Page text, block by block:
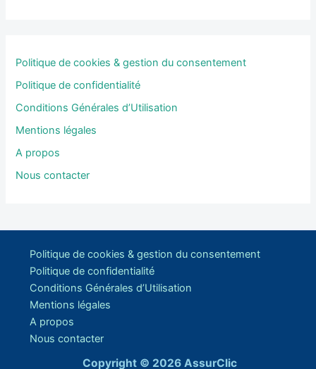
Politique de cookies & gestion du consentement
Politique de confidentialité
Conditions Générales d’Utilisation
Mentions légales
A propos
Nous contacter
Politique de cookies & gestion du consentement
Politique de confidentialité
Conditions Générales d’Utilisation
Mentions légales
A propos
Nous contacter
Copyright © 2026 AssurClic